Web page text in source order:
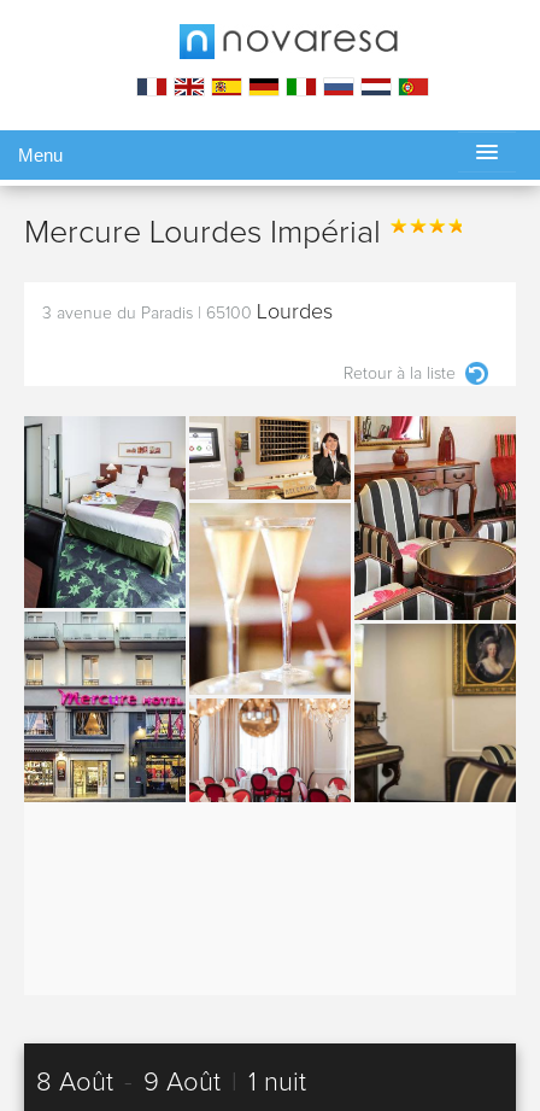
Menu
Mercure Lourdes Impérial
3 avenue du Paradis 65100 Lourdes
Retour à la liste
8 Août - 9 Août 1 nuit